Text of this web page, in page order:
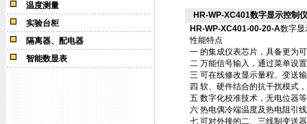
温度测量
实验台柜
隔离器、配电器
智能数显表
HR-WP-XC401数字显示控制
HR-WP-XC401-00-20-A数字显
性能特点
一 的集成仪表芯片，具备更为
二 万能信号输入，通过菜单设
三 可在线修改显示量程、变送
四 软、硬件结合的抗干扰模式
五 数字化校准技术，无电位器
六 热电偶冷端温度及热电阻引
七 可对外接的二、三线制变送